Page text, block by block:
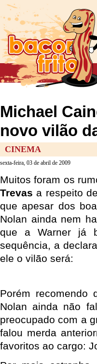
Michael
novo vilão
CINEMA
sexta-feira, 03 de abril de 2009
Muitos foram os
Trevas a respeito
que apesar dos
Nolan ainda nem
que a Warner já
sequência, a
ele o vilão será:
Porém recomendo
Nolan ainda não
preocupado com a
falou merda
favoritos ao cargo: